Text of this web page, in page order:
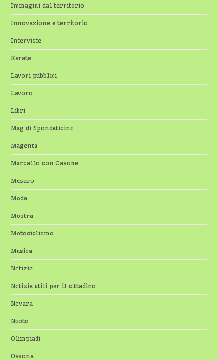
Immagini dal territorio
Innovazione e territorio
Interviste
Karate
Lavori pubblici
Lavoro
Libri
Mag di Spondeticino
Magenta
Marcallo con Casone
Mesero
Moda
Mostra
Motociclismo
Musica
Notizie
Notizie utili per il cittadino
Novara
Nuoto
Olimpiadi
Ossona